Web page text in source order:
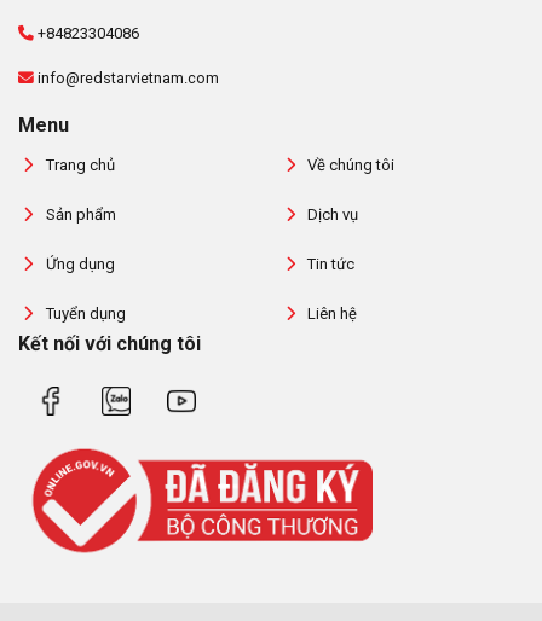
+84823304086
info@redstarvietnam.com
Menu
Trang chủ Về chúng tôi
Sản phẩm Dịch vụ
Ứng dụng Tin tức
Tuyển dụng Liên hệ
Kết nối với chúng tôi